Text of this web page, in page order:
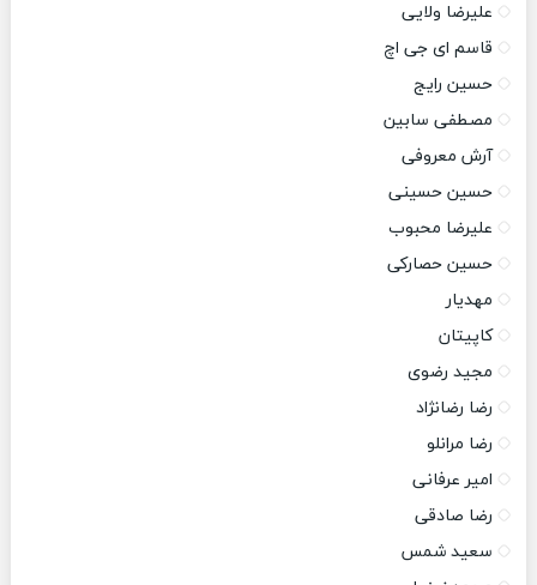
علیرضا ولایی
قاسم ای جی اچ
حسین رایج
مصطفی سابین
آرش معروفی
حسین حسینی
علیرضا محبوب
حسین حصارکی
مهدیار
کاپیتان
مجید رضوی
رضا رضانژاد
رضا مرانلو
امیر عرفانی
رضا صادقی
سعید شمس